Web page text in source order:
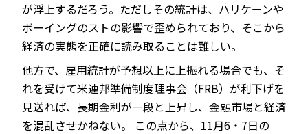
が浮上するだろう。ただしその統計は、ハリケーンや
ボーイングのストの影響で歪められており、そこから
経済の実態を正確に読み取ることは難しい。
他方で、雇用統計が予想以上に上振れる場合でも、そ
れを受けて米連邦準備制度理事会（FRB）が利下げを
見送れば、長期金利が一段と上昇し、金融市場と経済
を混乱させかねない。 この点から、11月6・7日の